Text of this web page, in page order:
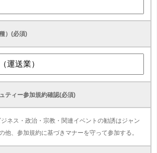
）(必須)
ティー参加規約確認(必須)
ネス・政治・宗教・関連イベントの勧誘はジャン
他、参加規約に基づきマナーを守って参加する。